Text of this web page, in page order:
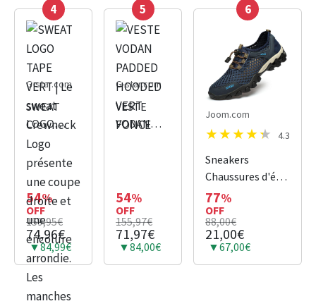
4
G-star.com
SWEAT
LOGO
TAPE VERT
| Le sweat
Crewneck
Logo
présente
une coupe
droite et
une
encolure
arrondie.
54%
OFF
159,95€
74,96€
▼84,99€
5
G-star.com
VESTE
VODAN
FONCE
54%
OFF
155,97€
71,97€
▼84,00€
6
Joom.com
4.3
Sneakers
Chaussures d'été
pour la
randonnée
77%
OFF
88,00€
21,00€
▼67,00€